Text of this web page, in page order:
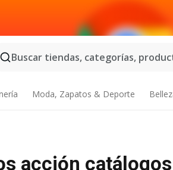
Buscar tiendas, categorías,
Moda, Zapatos & Deporte
acción